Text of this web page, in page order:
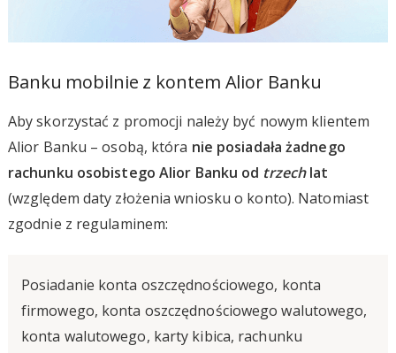
Banku mobilnie z kontem Alior Banku
Aby skorzystać z promocji należy być nowym klientem
Alior Banku – osobą, która nie posiadała żadnego
rachunku osobistego Alior Banku od trzechlat
(względem daty złożenia wniosku o konto). Natomiast
zgodnie z regulaminem:
Posiadanie konta oszczędnościowego, konta
firmowego, konta oszczędnościowego walutowego,
konta walutowego, karty kibica, rachunku